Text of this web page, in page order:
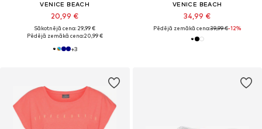
VENICE BEACH
20,99 €
Sākotnējā cena: 29,99 €
Pēdējā zemākā cena:20,99 €
+3
VENICE BEACH
34,99 €
Pēdējā zemākā cena:39,99 €-12%